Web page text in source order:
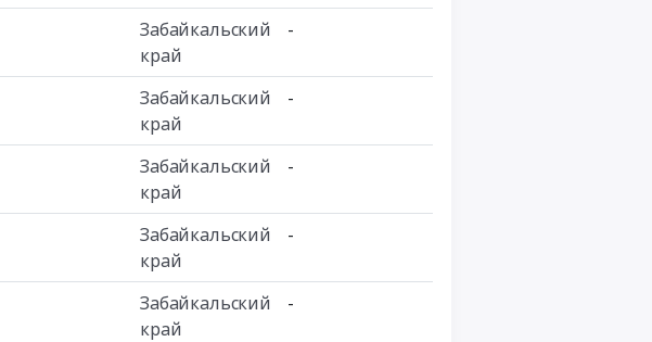
Забайкальский
край
-
Забайкальский
край
-
Забайкальский
край
-
Забайкальский
край
-
Забайкальский
край
-